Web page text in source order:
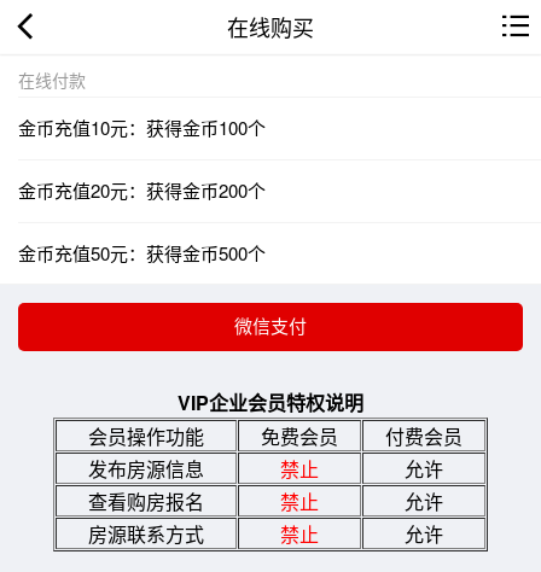
在线购买
在线付款
金币充值10元：获得金币100个
金币充值20元：获得金币200个
金币充值50元：获得金币500个
VIP企业会员特权说明
会员操作功能
免费会员
付费会员
发布房源信息
禁止
允许
查看购房报名
禁止
允许
房源联系方式
禁止 允许